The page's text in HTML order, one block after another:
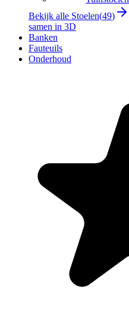
Bekijk alle Stoelen(49)
samen in 3D
Banken
Fauteuils
Onderhoud